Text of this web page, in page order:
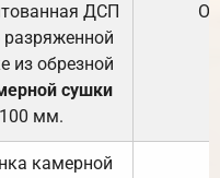
ДСП
из обрезной
сушки
мм.
камерной